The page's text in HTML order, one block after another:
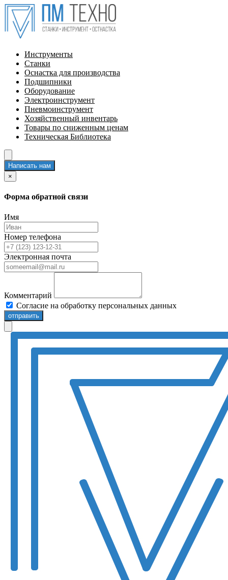
Инструменты
Станки
Оснастка для производства
Подшипники
Оборудование
Электроинструмент
Пневмоинструмент
Хозяйственный инвентарь
Товары по сниженным ценам
Техническая Библиотека
Написать нам
×
Форма обратной связи
Имя
Номер телефона
Электронная почта
Комментарий
Согласие на обработку персональных данных
отправить